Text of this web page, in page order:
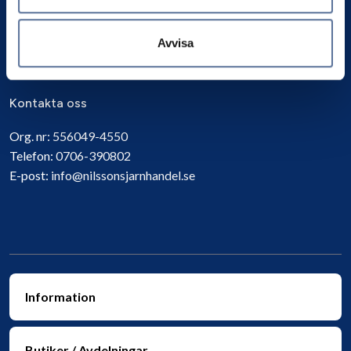
Avvisa
Kontakta oss
Org. nr: 556049-4550
Telefon: 0706-390802
E-post: info@nilssonsjarnhandel.se
Information